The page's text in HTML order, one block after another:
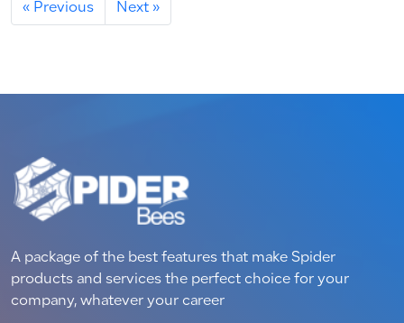
« Previous Next »
A package of the best features that make Spider
products and services the perfect choice for your
company, whatever your career